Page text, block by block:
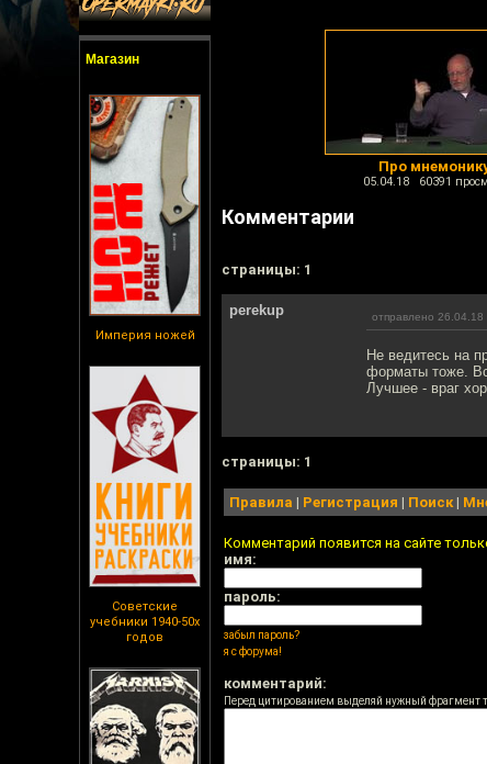
Магазин
Империя ножей
Советские
учебники 1940-50х
годов
Про
05.04.18 60391
Комментарии
cтраницы: 1
perekup отправлено 26.04.18
Не ведитесь на
форматы тоже.
Лучшее - враг
cтраницы: 1
Правила | Регистрация | Поиск|
Комментарий появится на сайте
имя:
пароль:
забыл пароль?
я с форума!
комментарий:
Перед цитированием выделяй нужный фрагмент